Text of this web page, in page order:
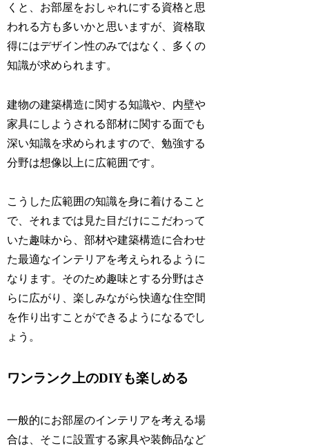
くと、お部屋をおしゃれにする資格と思
われる方も多いかと思いますが、資格取
得にはデザイン性のみではなく、多くの
知識が求められます。
建物の建築構造に関する知識や、内壁や
家具にしようされる部材に関する面でも
深い知識を求められますので、勉強する
分野は想像以上に広範囲です。
こうした広範囲の知識を身に着けること
で、それまでは見た目だけにこだわって
いた趣味から、部材や建築構造に合わせ
た最適なインテリアを考えられるように
なります。そのため趣味とする分野はさ
らに広がり、楽しみながら快適な住空間
を作り出すことができるようになるでし
ょう。
ワンランク上のDIYも楽しめる
一般的にお部屋のインテリアを考える場
合は、そこに設置する家具や装飾品など